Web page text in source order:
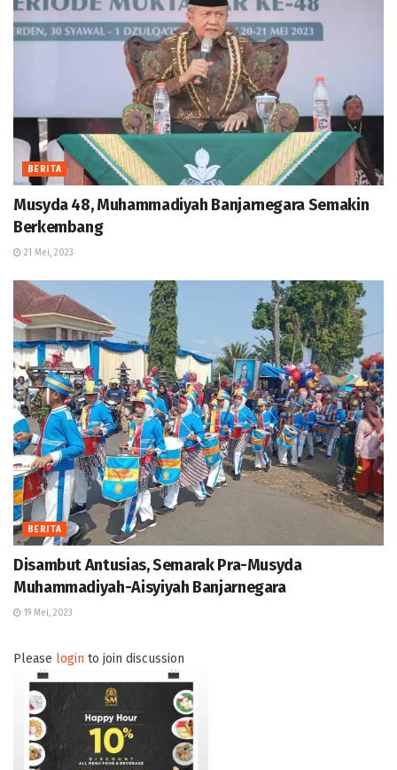
BERITA
Musyda 48, Muhammadiyah Banjarnegara Semakin
Berkembang
21 Mei, 2023
BERITA
Disambut Antusias, Semarak Pra-Musyda
Muhammadiyah-Aisyiyah Banjarnegara
19 Mei, 2023
Please login to join discussion